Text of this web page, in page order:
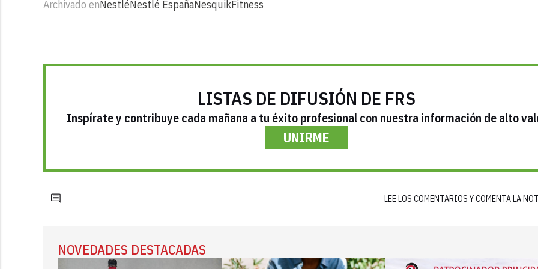
Archivado enNestléNestlé EspañaNesquikFitness
LISTAS DE DIFUSIÓN DE FRS
Inspírate y contribuye cada mañana a tu éxito profesional con nuestra información de alto
UNIRME
LEE LOS COMENTARIOS Y COMENTA LA
NOVEDADES DESTACADAS